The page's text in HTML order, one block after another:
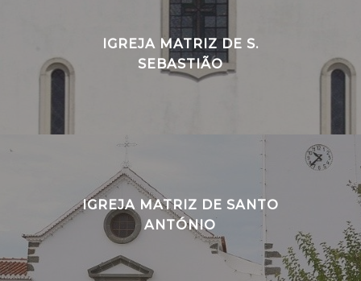
IGREJA MATRIZ DE S.
SEBASTIÃO
IGREJA MATRIZ DE SANTO
ANTÓNIO